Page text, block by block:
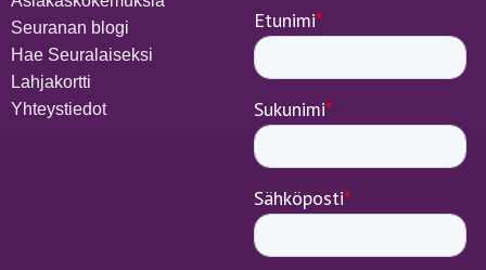
Seuranan blogi
Hae Seuralaiseksi
Lahjakortti
Yhteystiedot